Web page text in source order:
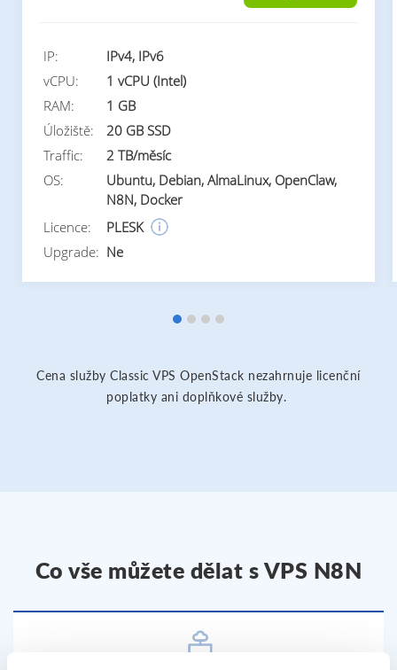
IP:
IPv4, IPv6
vCPU:
1 vCPU (Intel)
RAM:
1 GB
Úložiště:
20 GB SSD
Traffic:
2 TB/měsíc
OS:
Ubuntu, Debian, AlmaLinux, OpenClaw,
N8N, Docker
Licence:
PLESK
Upgrade: Ne
Cena služby Classic VPS OpenStack nezahrnuje licenční
poplatky ani doplňkové služby.
Co vše můžete dělat s VPS N8N